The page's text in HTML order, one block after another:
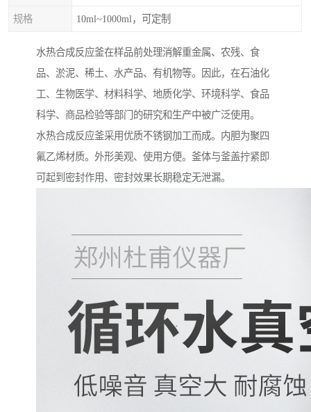
规格 10ml~1000ml，可定制
水热合成反应釜在样品前处理消解重金属、农残、食
品、淤泥、稀土、水产品、有机物等。因此，在石油化
工、生物医学、材料科学、地质化学、环境科学、食品
科学、商品检验等部门的研究和生产中被广泛使用。
水热合成反应釜采用优质不锈钢加工而成。内胆为聚四
氟乙烯材质。外形美观、使用方便。釜体与釜盖拧紧即
可起到密封作用、密封效果长期稳定无泄漏。